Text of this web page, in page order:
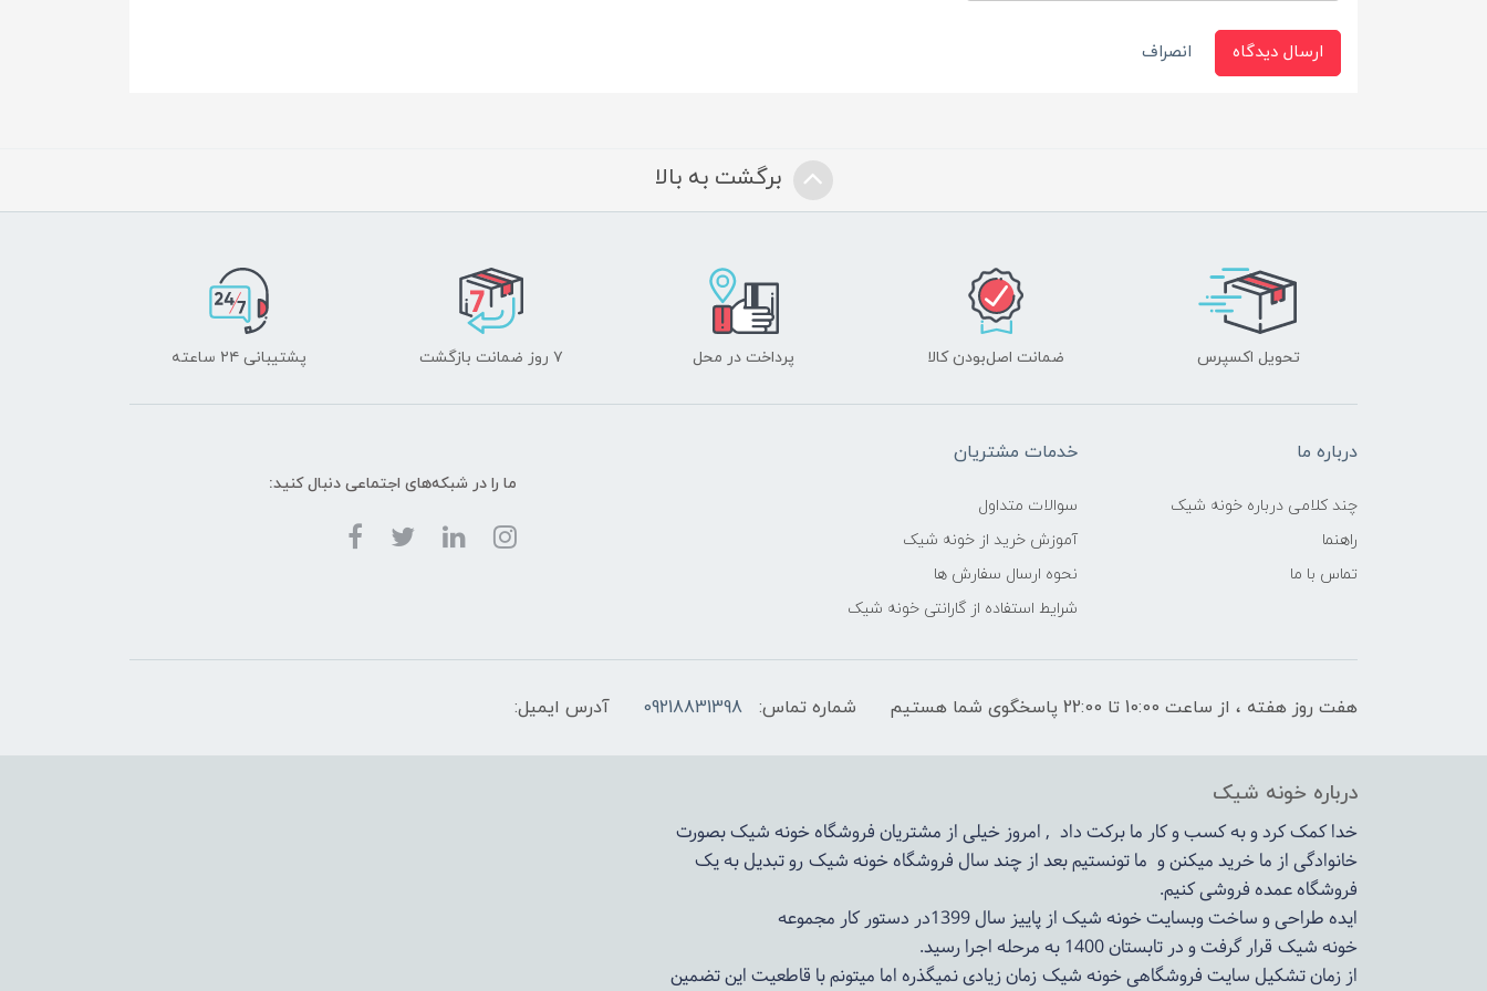
ارسال دیدگاه انصراف
برگشت به بالا
تحویل اکسپرس ضمانت اصل‌بودن کالا پرداخت در محل ۷ روز ضمانت بازگشت پشتیبانی ۲۴ ساعته
درباره ما
چند کلامی درباره خونه شیک
راهنما
تماس با ما
خدمات مشتریان
سوالات متداول
آموزش خرید از خونه شیک
نحوه ارسال سفارش ها
شرایط استفاده از گارانتی خونه شیک
ما را در شبکه‌های اجتماعی دنبال کنید:
هفت روز هفته ، از ساعت 10:00 تا 22:00 پاسخگوی شما هستیم شماره تماس: 09218831398 آدرس ایمیل:
درباره خونه شیک
خدا کمک کرد و به کسب و کار ما برکت داد , امروز خیلی از مشتریان فروشگاه خونه شیک بصورت
خانوادگی از ما خرید میکنن و ما تونستیم بعد از چند سال فروشگاهخونه شیکرو تبدیل به یک
فروشگاه عمده فروشی کنیم.
ایده طراحی و ساخت وبسایت خونه شیک از پاییز سال 1399در دستور کار مجموعه
خونه شیک قرار گرفت و در تابستان 1400 به مرحله اجرا رسید.
از زمان تشکیل سایت فروشگاهیخونه شیکزمان زیادی نمیگذره اما میتونم با قاطعیت این تضمین